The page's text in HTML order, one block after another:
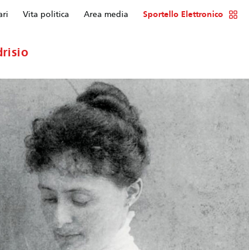
Vita politica Area media Sportello Elettronico